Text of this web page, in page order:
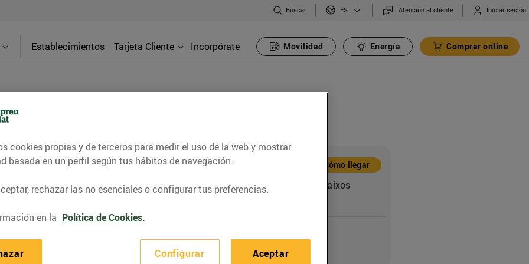
Buscar ES Atención al cliente Iniciar sesión
Establecimientos Tarjeta Cliente Incorpórate Movilidad Energía Comprar online
CVE St Joan Despí Dirección Cómo llegar
Av. Lluís Companys, s/n baixos
Teléfono
cookies propias y de terceros para medir el uso de la web y mostrar
basada en un perfil según tus hábitos de navegación.
rechazar las no esenciales o configurar tus preferencias.
en la Política de Cookies.
Configurar Aceptar